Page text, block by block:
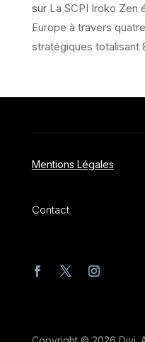
sur La SCPI Iroko Zen
Europe à travers
stratégiques totalisant
Mentions Légales
Contact